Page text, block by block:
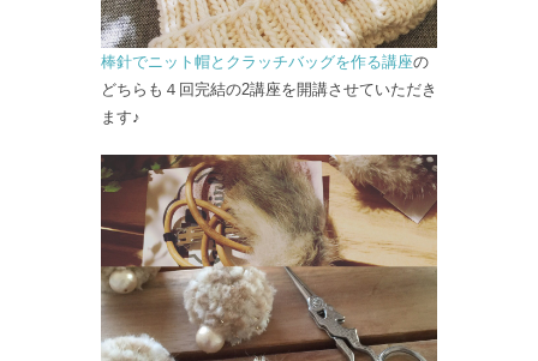
棒針でニット帽とクラッチバッグを作る講座の
どちらも４回完結の2講座を開講させていただき
ます♪